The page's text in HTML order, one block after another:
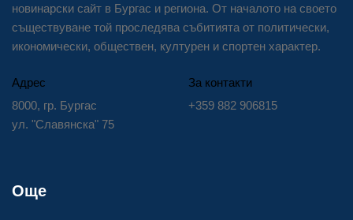
новинарски сайт в Бургас и региона. От началото на своето
съществуване той проследява събитията от политически,
икономически, обществен, културен и спортен характер.
Адрес
8000, гр. Бургас
ул. "Славянска" 75
За контакти
+359 882 906815
Още